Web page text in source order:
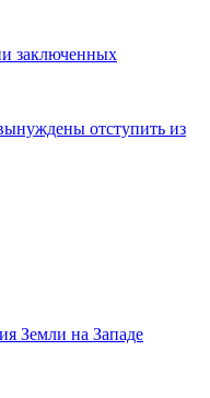
заключенных
отступить из
Земли на Западе